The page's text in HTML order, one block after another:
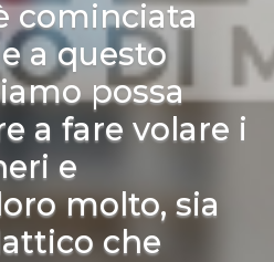
cominciata
a questo
possa
a fare volare i
e
molto, sia
che